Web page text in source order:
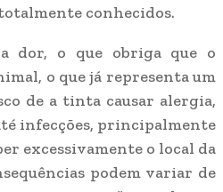
conhecidos.
a dor, o que obriga que o
o que já representa um
de a tinta causar alergia,
infecções, principalmente
excessivamente o local da
podem variar de